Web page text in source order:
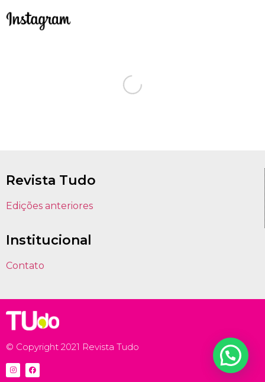
Revista Tudo
Edições anteriores
Institucional
Contato
© Copyright 2021 Revista Tudo